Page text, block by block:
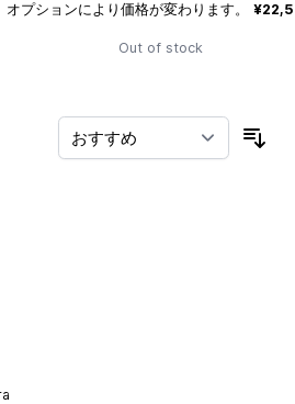
オプションにより価格が変わります。
Out of stock